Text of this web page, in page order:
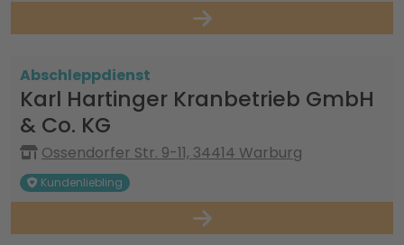
Abschleppdienst
Karl Hartinger Kranbetrieb GmbH
& Co. KG
Ossendorfer Str. 9-11, 34414 Warburg
Kundenliebling